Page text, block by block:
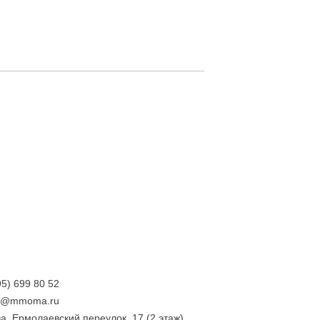
699 80 52